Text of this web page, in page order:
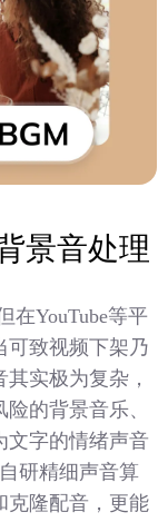
景音处理
在YouTube等平
可致视频下架乃
实极为复杂，
的背景音乐、
文字的情绪声音
研精细声音算
克隆配音，更能